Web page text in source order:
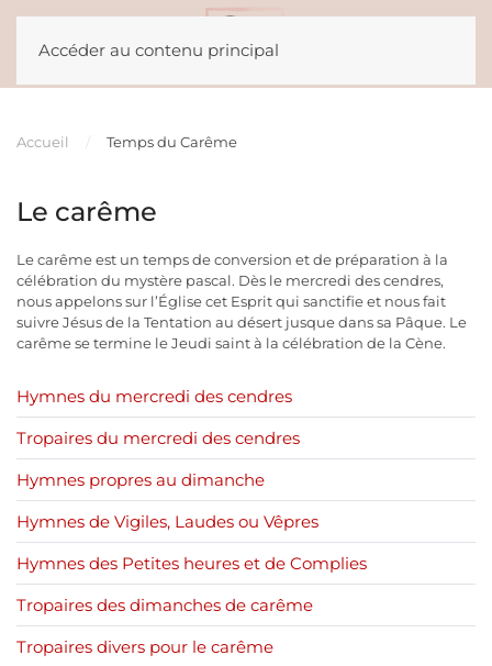
Accéder au contenu principal
Accueil Temps du Carême
Le carême
Le carême est un temps de conversion et de préparation à la
célébration du mystère pascal. Dès le mercredi des cendres,
nous appelons sur l’Église cet Esprit qui sanctifie et nous fait
suivre Jésus de la Tentation au désert jusque dans sa Pâque. Le
carême se termine le Jeudi saint à la célébration de la Cène.
Hymnes du mercredi des cendres
Tropaires du mercredi des cendres
Hymnes propres au dimanche
Hymnes de Vigiles, Laudes ou Vêpres
Hymnes des Petites heures et de Complies
Tropaires des dimanches de carême
Tropaires divers pour le carême